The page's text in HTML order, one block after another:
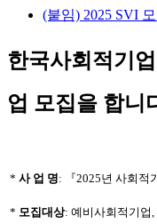
(붙임) 2025 SVI
한국사회적기
업 모집을 합니
* 사 업 명: 『2025년 사회
* 모집대상: 예비사회적기업,